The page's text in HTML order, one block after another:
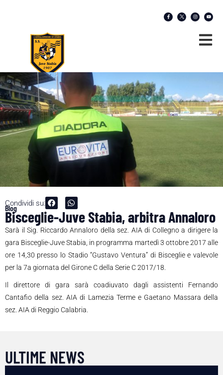
Condividi su:
Blog
Bisceglie-Juve Stabia, arbitra Annaloro
Sarà il Sig. Riccardo Annaloro della sez. AIA di Collegno a dirigere la
gara Bisceglie-Juve Stabia, in programma martedì 3 ottobre 2017 alle
ore 14,30 presso lo Stadio “Gustavo Ventura” di Bisceglie e valevole
per la 7a giornata del Girone C della Serie C 2017/18.
Il direttore di gara sarà coadiuvato dagli assistenti Fernando
Cantafio della sez. AIA di Lamezia Terme e Gaetano Massara della
sez. AIA di Reggio Calabria.
ULTIME NEWS